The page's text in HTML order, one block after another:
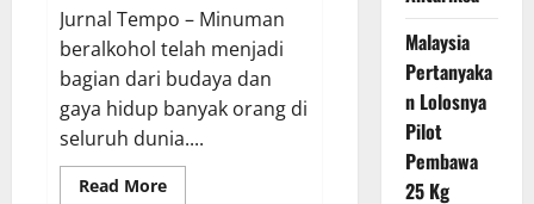
Jurnal Tempo – Minuman
beralkohol telah menjadi
bagian dari budaya dan
gaya hidup banyak orang di
seluruh dunia....
Read MoreRead
Malaysia
Pertanyaka
n Lolosnya
Pilot
Pembawa
25 Kg